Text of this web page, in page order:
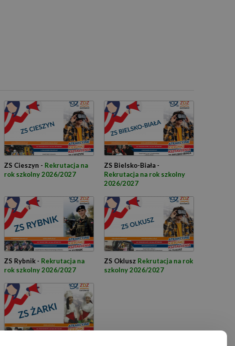
ZS Cieszyn - Rekrutacja na
rok szkolny 2026/2027
ZS Bielsko-Biała -
Rekrutacja na rok szkolny
2026/2027
ZS Rybnik - Rekrutacja na
rok szkolny 2026/2027
ZS Oklusz Rekrutacja na rok
szkolny 2026/2027